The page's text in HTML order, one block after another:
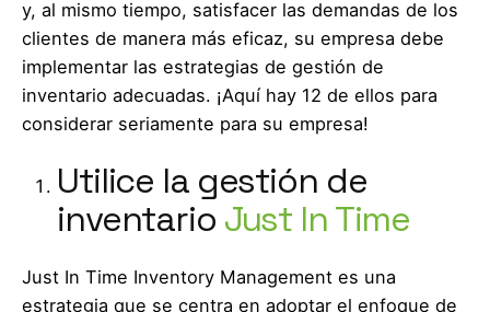
y, al mismo tiempo, satisfacer las demandas de los
clientes de manera más eficaz, su empresa debe
implementar las estrategias de gestión de
inventario adecuadas. ¡Aquí hay 12 de ellos para
considerar seriamente para su empresa!
Utilice la gestión de
inventario Just In Time
Just In Time Inventory Management es una
estrategia que se centra en adoptar el enfoque de